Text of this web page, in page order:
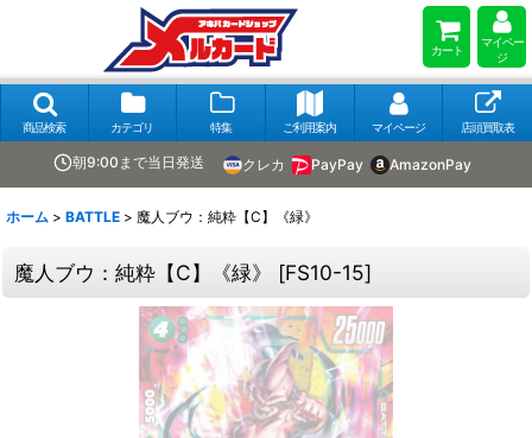
カート
マイペー
ジ
商品検索 カテゴリ 特集 ご利用案内 マイページ 店頭買取表
朝9:00まで当日発送 クレカ PayPay AmazonPay
ホーム > BATTLE > 魔人ブウ：純粋【C】《緑》
魔人ブウ：純粋【C】《緑》 [FS10-15]